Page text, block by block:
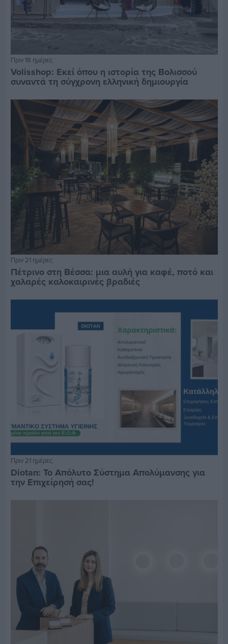
Πριν 18 ημέρες
Volisshop: Εκεί όπου η ιστορία της Βολισσού
συναντά τη σύγχρονη ελληνική δημιουργία
Πριν 21 ημέρες
Πέτρινο στη Βέσσα: μια αυλή για καφέ, ποτό και
χαλαρές καλοκαιρινές βραδιές
Πριν 21 ημέρες
Diotan: Το Απόλυτο Σύστημα Απολύμανσης για
την Επιχείρησή σας!